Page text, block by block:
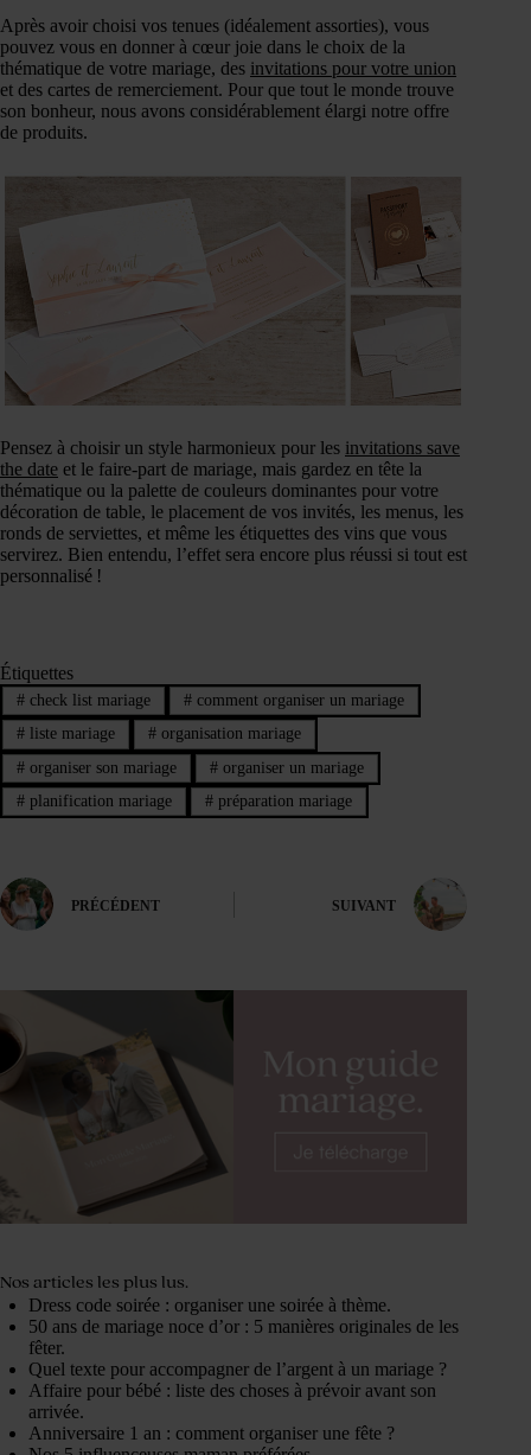
Après avoir choisi vos tenues (idéalement assorties), vous
pouvez vous en donner à cœur joie dans le choix de la
thématique de votre mariage, des invitations pour votre union
et des cartes de remerciement. Pour que tout le monde trouve
son bonheur, nous avons considérablement élargi notre offre
de produits.
Pensez à choisir un style harmonieux pour les invitations save
the date et le faire-part de mariage, mais gardez en tête la
thématique ou la palette de couleurs dominantes pour votre
décoration de table, le placement de vos invités, les menus, les
ronds de serviettes, et même les étiquettes des vins que vous
servirez. Bien entendu, l’effet sera encore plus réussi si tout est
personnalisé !
Étiquettes
#check list mariage #comment organiser un mariage
#liste mariage #organisation mariage
#organiser son mariage #organiser un mariage
#planification mariage #préparation mariage
PRÉCÉDENT SUIVANT
Nos articles les plus lus.
Dress code soirée : organiser une soirée à thème.
50 ans de mariage noce d’or : 5 manières originales de les
fêter.
Quel texte pour accompagner de l’argent à un mariage ?
Affaire pour bébé : liste des choses à prévoir avant son
arrivée.
Anniversaire 1 an : comment organiser une fête ?